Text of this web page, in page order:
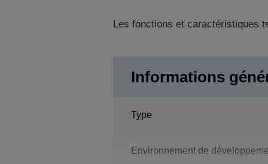
Les fonctions et caractéristiques
Informations
Type
Environnement de